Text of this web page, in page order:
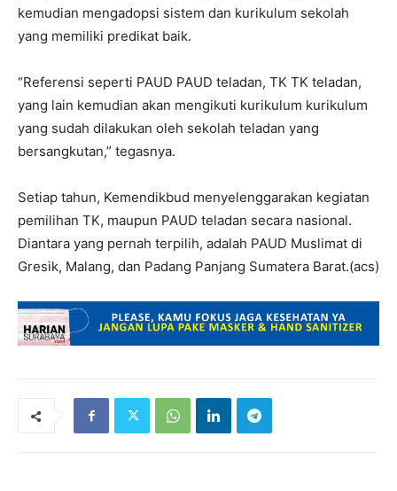
kemudian mengadopsi sistem dan kurikulum sekolah
yang memiliki predikat baik.
“Referensi seperti PAUD PAUD teladan, TK TK teladan,
yang lain kemudian akan mengikuti kurikulum kurikulum
yang sudah dilakukan oleh sekolah teladan yang
bersangkutan,” tegasnya.
Setiap tahun, Kemendikbud menyelenggarakan kegiatan
pemilihan TK, maupun PAUD teladan secara nasional.
Diantara yang pernah terpilih, adalah PAUD Muslimat di
Gresik, Malang, dan Padang Panjang Sumatera Barat.(acs)